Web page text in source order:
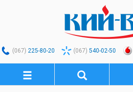
(067) 225-80-20 (067) 540-02-50